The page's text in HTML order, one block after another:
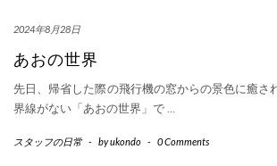
2024年8月28日
あおの世界
先日、帰省した際の飛行機の窓からの景色に癒さ
界線がない「あおの世界」で …
スタッフの日常 - byukondo - 0 Comments